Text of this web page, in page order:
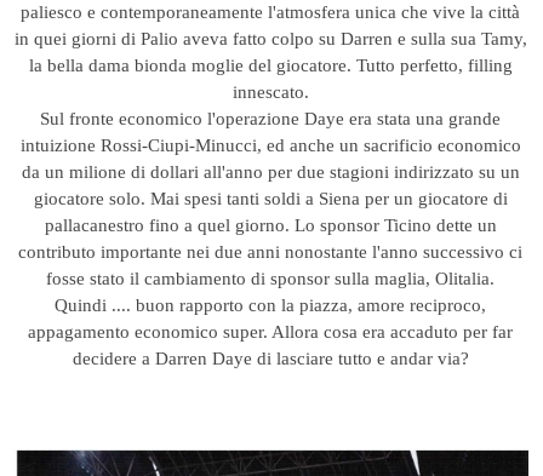
paliesco e contemporaneamente l'atmosfera unica che vive la città
in quei giorni di Palio aveva fatto colpo su Darren e sulla sua Tamy,
la bella dama bionda moglie del giocatore. Tutto perfetto, filling
innescato.
Sul fronte economico l'operazione Daye era stata una grande
intuizione Rossi-Ciupi-Minucci, ed anche un sacrificio economico
da un milione di dollari all'anno per due stagioni indirizzato su un
giocatore solo. Mai spesi tanti soldi a Siena per un giocatore di
pallacanestro fino a quel giorno. Lo sponsor Ticino dette un
contributo importante nei due anni nonostante l'anno successivo ci
fosse stato il cambiamento di sponsor sulla maglia, Olitalia.
Quindi .... buon rapporto con la piazza, amore reciproco,
appagamento economico super. Allora cosa era accaduto per far
decidere a Darren Daye di lasciare tutto e andar via?